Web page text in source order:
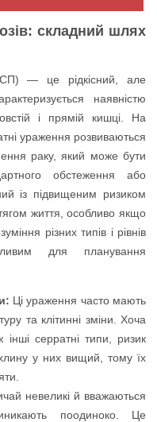
складний шлях
— це рідкісний, але
наявністю
і прямій кишці. На
ураження розвиваються
раку, який може бути
обстеження або
із підвищеним ризиком
життя, особливо якщо
різних типів і рівнів
для планування
Ці ураження часто мають
та клітинні зміни. Хоча
інші серратні типи, ризик
у них вищий, тому їх
невеликі й вважаються
поодиноко. Це